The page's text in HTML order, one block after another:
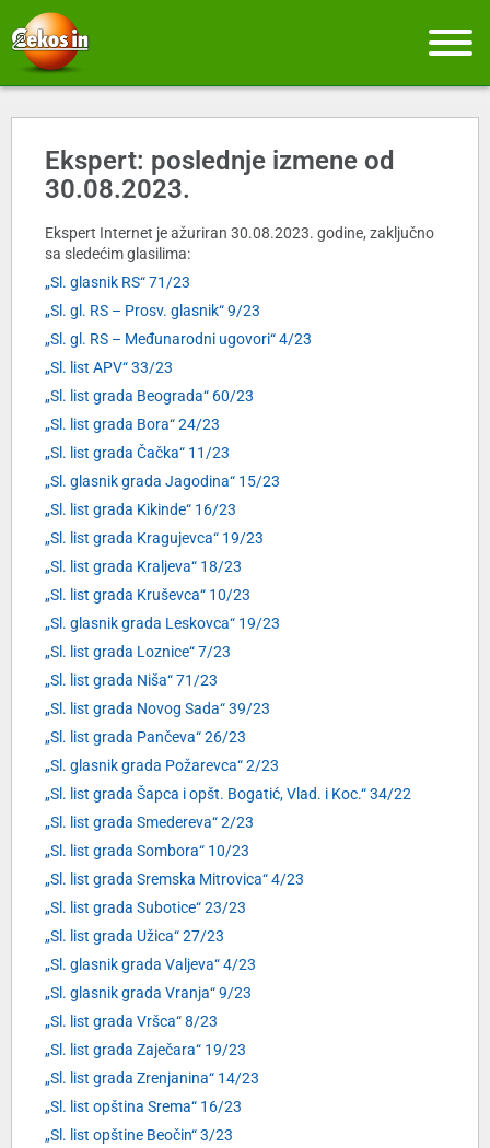
Ekspert: poslednje izmene od
30.08.2023.
Ekspert Internet je ažuriran 30.08.2023. godine, zaključno
sa sledećim glasilima:
„Sl. glasnik RS“ 71/23
„Sl. gl. RS – Prosv. glasnik“ 9/23
„Sl. gl. RS – Međunarodni ugovori“ 4/23
„Sl. list APV“ 33/23
„Sl. list grada Beograda“ 60/23
„Sl. list grada Bora“ 24/23
„Sl. list grada Čačka“ 11/23
„Sl. glasnik grada Jagodina“ 15/23
„Sl. list grada Kikinde“ 16/23
„Sl. list grada Kragujevca“ 19/23
„Sl. list grada Kraljeva“ 18/23
„Sl. list grada Kruševca“ 10/23
„Sl. glasnik grada Leskovca“ 19/23
„Sl. list grada Loznice“ 7/23
„Sl. list grada Niša“ 71/23
„Sl. list grada Novog Sada“ 39/23
„Sl. list grada Pančeva“ 26/23
„Sl. glasnik grada Požarevca“ 2/23
„Sl. list grada Šapca i opšt. Bogatić, Vlad. i Koc.“ 34/22
„Sl. list grada Smedereva“ 2/23
„Sl. list grada Sombora“ 10/23
„Sl. list grada Sremska Mitrovica“ 4/23
„Sl. list grada Subotice“ 23/23
„Sl. list grada Užica“ 27/23
„Sl. glasnik grada Valjeva“ 4/23
„Sl. glasnik grada Vranja“ 9/23
„Sl. list grada Vršca“ 8/23
„Sl. list grada Zaječara“ 19/23
„Sl. list grada Zrenjanina“ 14/23
„Sl. list opština Srema“ 16/23
„Sl. list opštine Beočin“ 3/23